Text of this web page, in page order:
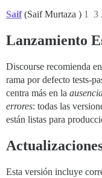
Saif (Saif Murtaza ) 3
1
Lanzamiento
Discourse recomienda
rama por defecto tests-
centra más en la
errores: todas las
están listas para
Esta versión incluye